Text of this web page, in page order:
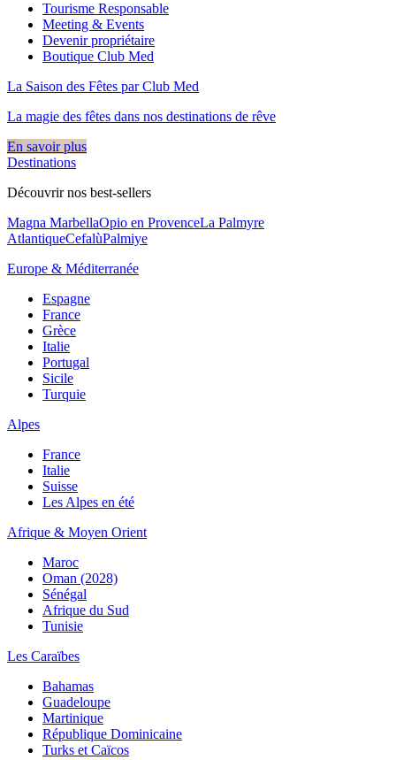
Tourisme Responsable
Meeting & Events
Devenir propriétaire
Boutique Club Med
La Saison des Fêtes par Club Med
La magie des fêtes dans nos destinations de rêve​
En savoir plus
Destinations
Découvrir nos best-sellers
Magna MarbellaOpio en ProvenceLa Palmyre
AtlantiqueCefalùPalmiye
Europe & Méditerranée
Espagne
France
Grèce
Italie
Portugal
Sicile
Turquie
Alpes
France
Italie
Suisse
Les Alpes en été
Afrique & Moyen Orient
Maroc
Oman (2028)
Sénégal
Afrique du Sud
Tunisie
Les Caraïbes
Bahamas
Guadeloupe
Martinique
République Dominicaine
Turks et Caïcos